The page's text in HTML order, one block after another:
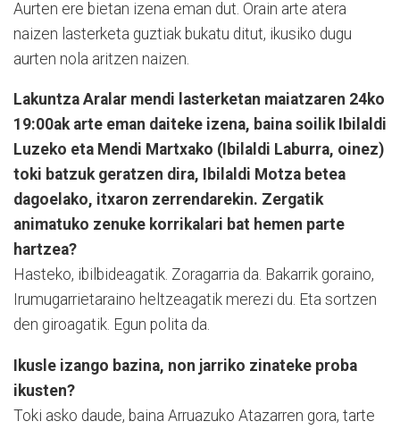
Aurten ere bietan izena eman dut. Orain arte atera
naizen lasterketa guztiak bukatu ditut, ikusiko dugu
aurten nola aritzen naizen.
Lakuntza Aralar mendi lasterketan maiatzaren 24ko
19:00ak arte eman daiteke izena, baina soilik Ibilaldi
Luzeko eta Mendi Martxako (Ibilaldi Laburra, oinez)
toki batzuk geratzen dira, Ibilaldi Motza betea
dagoelako, itxaron zerrendarekin. Zergatik
animatuko zenuke korrikalari bat hemen parte
hartzea?
Hasteko, ibilbideagatik. Zoragarria da. Bakarrik goraino,
Irumugarrietaraino heltzeagatik merezi du. Eta sortzen
den giroagatik. Egun polita da.
Ikusle izango bazina, non jarriko zinateke proba
ikusten?
Toki asko daude, baina Arruazuko Atazarren gora, tarte